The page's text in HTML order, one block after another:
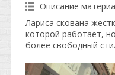
Описание
Лариса скована
которой работает,
более свободный